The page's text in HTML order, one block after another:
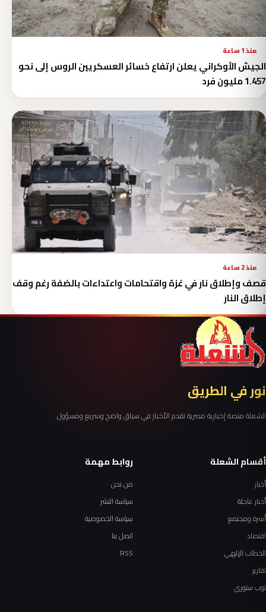
منذ 1 ساعة
الجيش الأوكراني يعلن ارتفاع خسائر العسكريين الروس إلى نحو
1.457 مليون فرد
منذ 2 ساعة
قصف وإطلاق نار في غزة واقتحامات واعتداءات بالضفة رغم وقف
إطلاق النار
نور في الطريق
الشعلة منصة إخبارية مصرية تقدم الأخبار في سياق واضح وسريع ومسؤول.
أقسام الشعلة
أخبار
أخبار عاجلة
أسرة ومجتمع
اقتصاد
الخطاب الإلهي
تقارير
توب ستوري
روابط مهمة
من نحن
سياسة النشر
سياسة الخصوصية
اتصل بنا
RSS